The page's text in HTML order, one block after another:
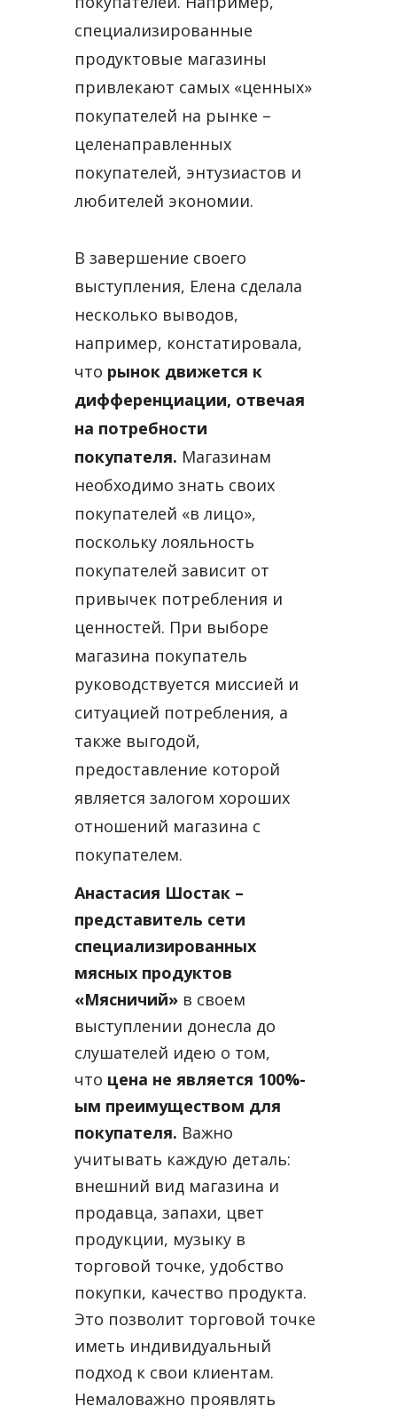
специализированные
продуктовые магазины
привлекают самых «ценных»
покупателей на рынке –
целенаправленных
покупателей, энтузиастов и
любителей экономии.
В завершение своего
выступления, Елена сделала
несколько выводов,
например, констатировала,
что рынок движется к
дифференциации, отвечая
на потребности
покупателя. Магазинам
необходимо знать своих
покупателей «в лицо»,
поскольку лояльность
покупателей зависит от
привычек потребления и
ценностей. При выборе
магазина покупатель
руководствуется миссией и
ситуацией потребления, а
также выгодой,
предоставление которой
является залогом хороших
отношений магазина с
покупателем.
Анастасия Шостак –
представитель сети
специализированных
мясных продуктов
«Мясничий» в своем
выступлении донесла до
слушателей идею о том,
что цена не является 100%-
ым преимуществом для
покупателя. Важно
учитывать каждую деталь:
внешний вид магазина и
продавца, запахи, цвет
продукции, музыку в
торговой точке, удобство
покупки, качество продукта.
Это позволит торговой точке
иметь индивидуальный
подход к свои клиентам.
Немаловажно проявлять